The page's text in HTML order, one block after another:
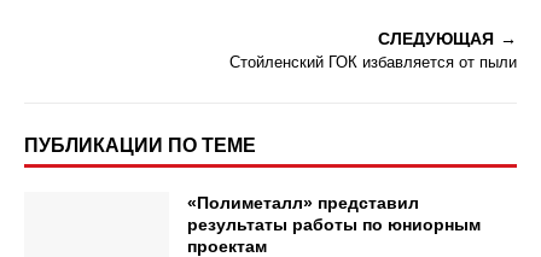
СЛЕДУЮЩАЯ
Стойленский ГОК избавляется от пыли
ПУБЛИКАЦИИ ПО ТЕМЕ
«Полиметалл» представил
результаты работы по юниорным
проектам